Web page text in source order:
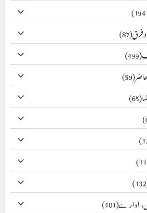
(87)
(499)
(59)
(65)
(101)